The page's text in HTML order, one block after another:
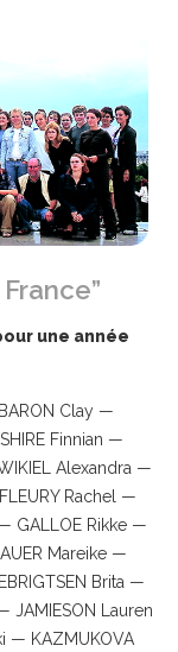
une année
Clay —
Finnian —
Alexandra —
Rachel —
GALLOE Rikke —
Mareike —
Brita —
Lauren
— KAZMUKOVA